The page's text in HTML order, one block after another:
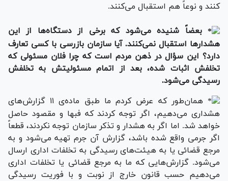
کنند و نوعاً هم استقبال می‌کنند.
بعضاً شنیده می‌شود که برخی از دستگاه‌ها از این
هشدارها استقبال نمی‌کنند. آیا سازمان بازرسی با کسی تعارف
دارد؟ این سؤال در ذهن مردم است که چرا فلان مسئولی که
تخلفش اثبات شده، بعد از اتمام مسئولیتش به تخلفش‌
رسیدگی می‌شود.
همان‌طور که عرض کردم ما طبق ماده‌ی ۱۱ گزارش‌های
هشداری می‌دهیم، اگر توجه کردند که فبها و مقصود حاصل
خواهد شد. اما اگر به هشدار و تذکر سازمان توجه نکردند، قطعاً
اگر جرمی واقع شده باشد، گزارش آن جرم تهیه می‌شود و به
مرجع قضائی یا به هیئت‌های رسیدگی به تخلفات اداری ارسال
می‌شود. گزارش‌هایی که ما به مرجع قضائی یا تخلفات اداری
می‌دهیم حسب قانون خارج از نوبت و با فوریت رسیدگی